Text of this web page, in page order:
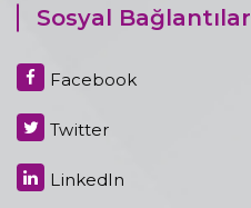
Sosyal Bağlantılar
Facebook
Twitter
LinkedIn